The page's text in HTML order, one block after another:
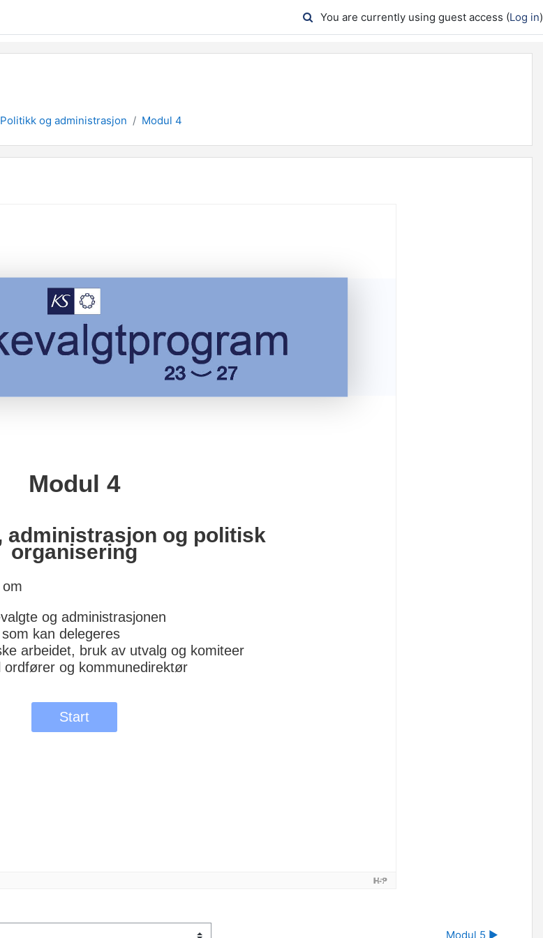
You are currently using guest access (Log in)
Politikk og administrasjon Modul 4
Modul 5 ▶︎